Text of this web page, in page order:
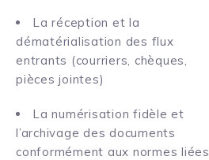
La réception et la
dématérialisation des flux
entrants (courriers, chèques,
pièces jointes)
La numérisation fidèle et
l’archivage des documents
conformément aux normes liées